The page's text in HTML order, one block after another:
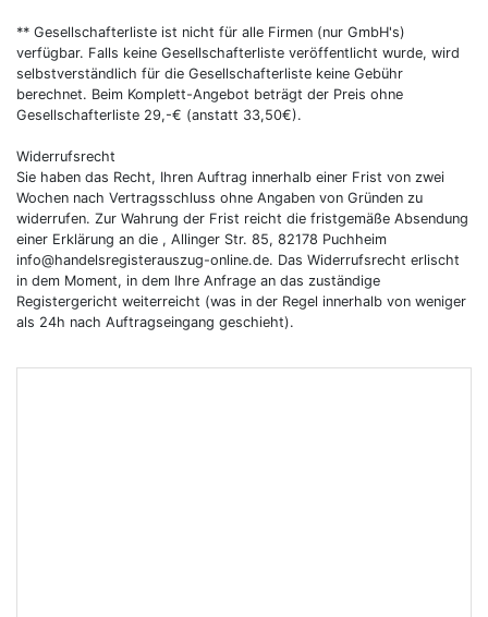
** Gesellschafterliste ist nicht für alle Firmen (nur GmbH's)
verfügbar. Falls keine Gesellschafterliste veröffentlicht wurde, wird
selbstverständlich für die Gesellschafterliste keine Gebühr
berechnet. Beim Komplett-Angebot beträgt der Preis ohne
Gesellschafterliste 29,-€ (anstatt 33,50€).
Widerrufsrecht
Sie haben das Recht, Ihren Auftrag innerhalb einer Frist von zwei
Wochen nach Vertragsschluss ohne Angaben von Gründen zu
widerrufen. Zur Wahrung der Frist reicht die fristgemäße Absendung
einer Erklärung an die , Allinger Str. 85, 82178 Puchheim
info@handelsregisterauszug-online.de. Das Widerrufsrecht erlischt
in dem Moment, in dem Ihre Anfrage an das zuständige
Registergericht weiterreicht (was in der Regel innerhalb von weniger
als 24h nach Auftragseingang geschieht).